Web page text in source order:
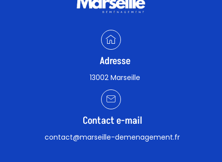
Adresse
13002 Marseille
Contact e-mail
contact@marseille-demenagement.fr